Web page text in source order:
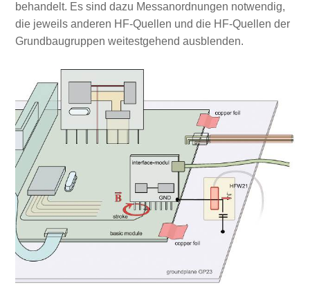
behandelt. Es sind dazu Messanordnungen notwendig,
die jeweils anderen HF-Quellen und die HF-Quellen der
Grundbaugruppen weitestgehend ausblenden.